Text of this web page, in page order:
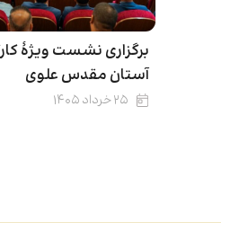
برگزاری نشست ویژۀ
آستان مقدس علوی
۲۵ خرداد ۱۴۰۵